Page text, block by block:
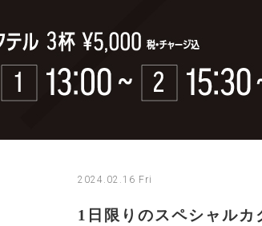
2024.02.16 Fri
1日限りのスペシャルカ